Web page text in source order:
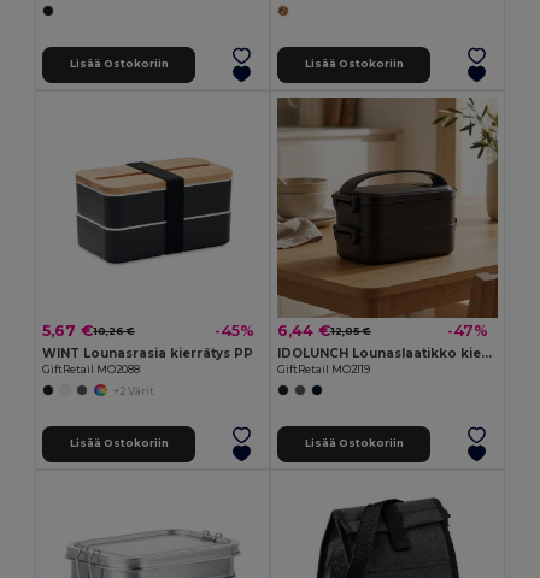
Lisää Ostokoriin Lisää Ostokoriin
5,67 €10,26 € -45%
WINT Lounasrasia kierrätys PP
GiftRetail MO2088
+2 Värit
Lisää Ostokoriin
6,44 €12,05 € -47%
IDOLUNCH Lounaslaatikko kierrätetystä PP:st
GiftRetail MO2119
Lisää Ostokoriin